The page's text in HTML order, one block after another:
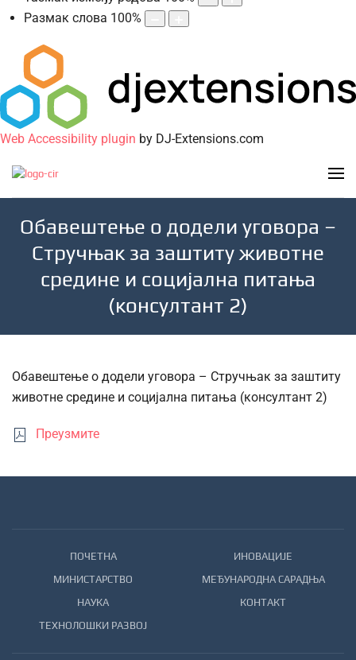
Размак слова 100%
Web Accessibility plugin by DJ-Extensions.com
Обавештење о додели уговора –
Стручњак за заштиту животне
средине и социјалнa питања
(консултант 2)
Обавештење о додели уговора – Стручњак за заштиту
животне средине и социјална питања (консултант 2)
Преузмите
ПОЧЕТНА
МИНИСТАРСТВО
НАУКА
ТЕХНОЛОШКИ РАЗВОЈ
ИНОВАЦИЈЕ
МЕЂУНАРОДНА САРАДЊА
КОНТАКТ